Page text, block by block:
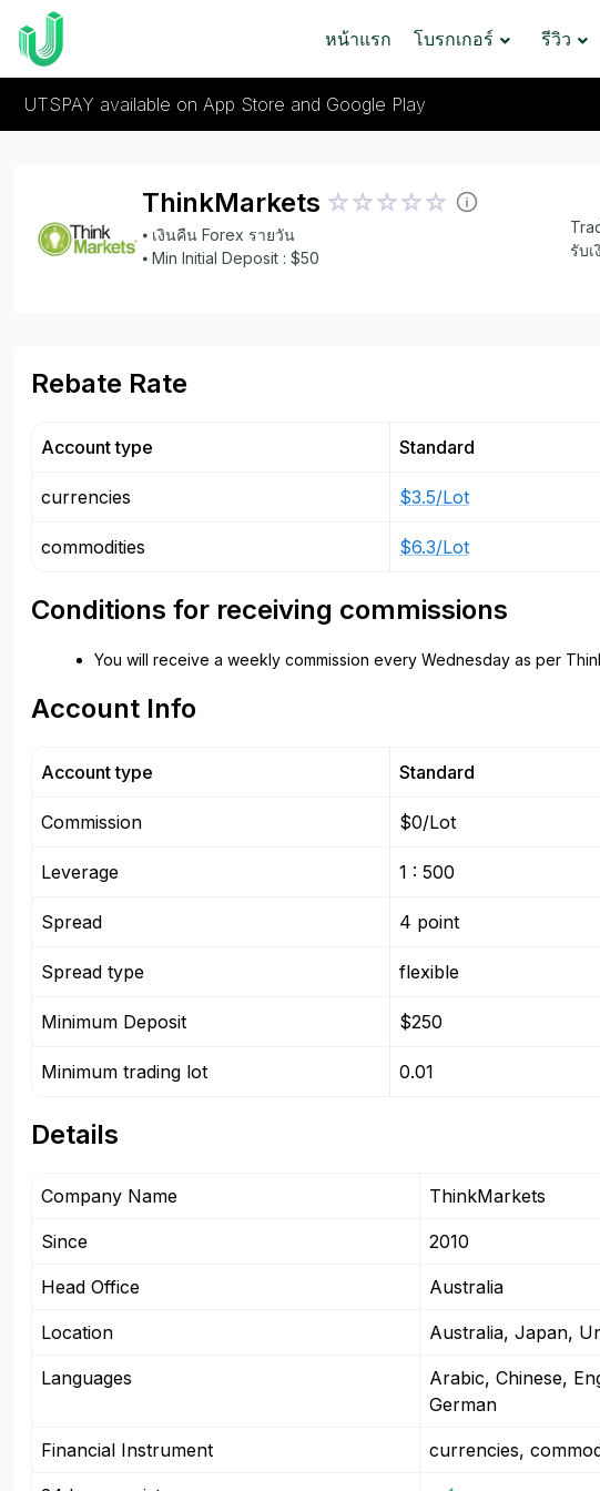
หน้าแรก โบรกเกอร์ รีวิว
UTSPAY available on App Store and Google Play
ThinkMarkets
⦁ เงินคืน Forex รายวัน
⦁ Min Initial Deposit : $50
รับเ
Rebate Rate
Account type
currencies
commodities
Standard
$3.5/Lot
$6.3/Lot
Conditions for receiving commissions
You will receive a weekly commission every Wednesday as per
Account Info
Account type
Commission
Leverage
Spread
Spread type
Minimum Deposit
Minimum trading lot
Standard
$0/Lot
1 : 500
4 point
flexible
$250
0.01
Details
Company Name ThinkMarkets
Since 2010
Head Office Australia
Location Australia, Japan,
Languages
Arabic, Chinese,
German
Financial Instrument currencies,